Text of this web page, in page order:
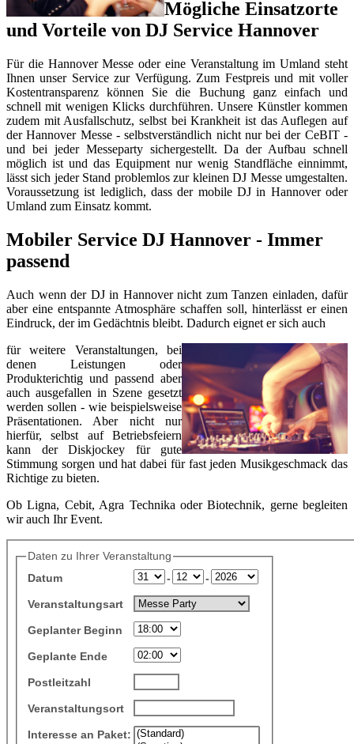
Mögliche Einsatzorte
und Vorteile von DJ Service Hannover
Für die Hannover Messe oder eine Veranstaltung im Umland steht
Ihnen unser Service zur Verfügung. Zum Festpreis und mit voller
Kostentransparenz können Sie die Buchung ganz einfach und
schnell mit wenigen Klicks durchführen. Unsere Künstler kommen
zudem mit Ausfallschutz, selbst bei Krankheit ist das Auflegen auf
der Hannover Messe - selbstverständlich nicht nur bei der CeBIT -
und bei jeder Messeparty sichergestellt. Da der Aufbau schnell
möglich ist und das Equipment nur wenig Standfläche einnimmt,
lässt sich jeder Stand problemlos zur kleinen DJ Messe umgestalten.
Voraussetzung ist lediglich, dass der mobile DJ in Hannover oder
Umland zum Einsatz kommt.
Mobiler Service DJ Hannover - Immer
passend
Auch wenn der DJ in Hannover nicht zum Tanzen einladen, dafür
aber eine entspannte Atmosphäre schaffen soll, hinterlässt er einen
Eindruck, der im Gedächtnis bleibt. Dadurch eignet er sich auch
für weitere Veranstaltungen, bei
denen Leistungen oder
Produkterichtig und passend aber
auch ausgefallen in Szene gesetzt
werden sollen - wie beispielsweise
Präsentationen. Aber nicht nur
hierfür, selbst auf Betriebsfeiern
kann der Diskjockey für gute
Stimmung sorgen und hat dabei für fast jeden Musikgeschmack das
Richtige zu bieten.
Ob Ligna, Cebit, Agra Technika oder Biotechnik, gerne begleiten
wir auch Ihr Event.